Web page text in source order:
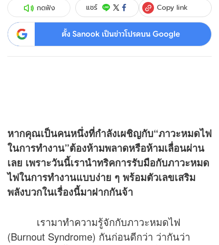
กดฟัง แชร์ Copy link
ตั้ง Sanook เป็นข่าวโปรดบน Google
หากคุณเป็นคนหนึ่งที่กำลังเผชิญกับ“ภาวะหมดไฟ
ในการทำงาน”ต้องห้ามพลาดหรือห้ามเลื่อนผ่าน
เลย เพราะวันนี้เรานำทริคการรับมือกับภาวะหมด
ไฟในการทำงานแบบง่าย ๆ พร้อมตัวเลขเสริม
พลังบวกในเรื่องนี้มาฝากกันจ้า
เรามาทำความรู้จักกับภาวะหมดไฟ
(Burnout Syndrome) กันก่อนดีกว่า ว่ากันว่า